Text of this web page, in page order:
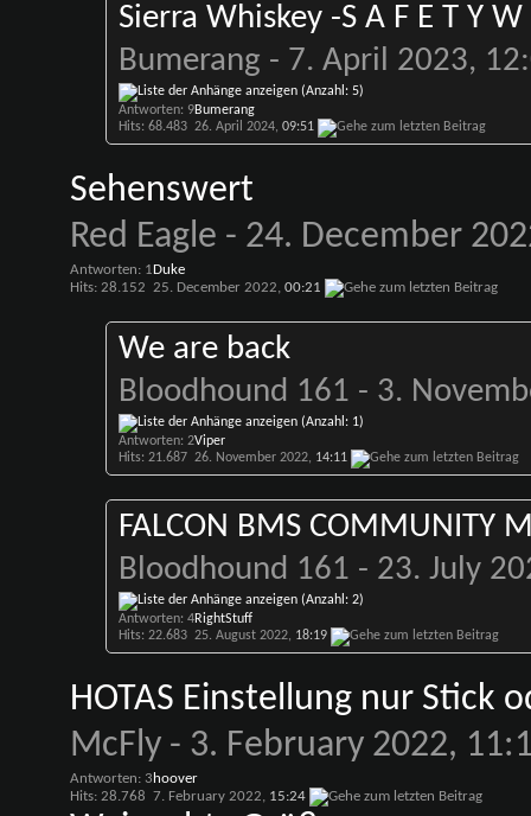
Sierra Whiskey -S A F E T Y W
Bumerang - 7. April 2023,
Antworten: 9
Hits: 68.483
Bumerang
26. April 2024, 09:51
Sehenswert
Red Eagle - 24. December
Antworten: 1
Hits: 28.152
Duke
25. December 2022, 00:21
We are back
Bloodhound 161 - 3.
Antworten: 2
Hits: 21.687
Viper
26. November 2022, 14:11
FALCON BMS COMMUNITY
Bloodhound 161 - 23. July
Antworten: 4
Hits: 22.683
RightStuff
25. August 2022, 18:19
HOTAS Einstellung nur Stick
McFly- 3. February 2022,
Antworten: 3
Hits: 28.768
hoover
7. February 2022, 15:24